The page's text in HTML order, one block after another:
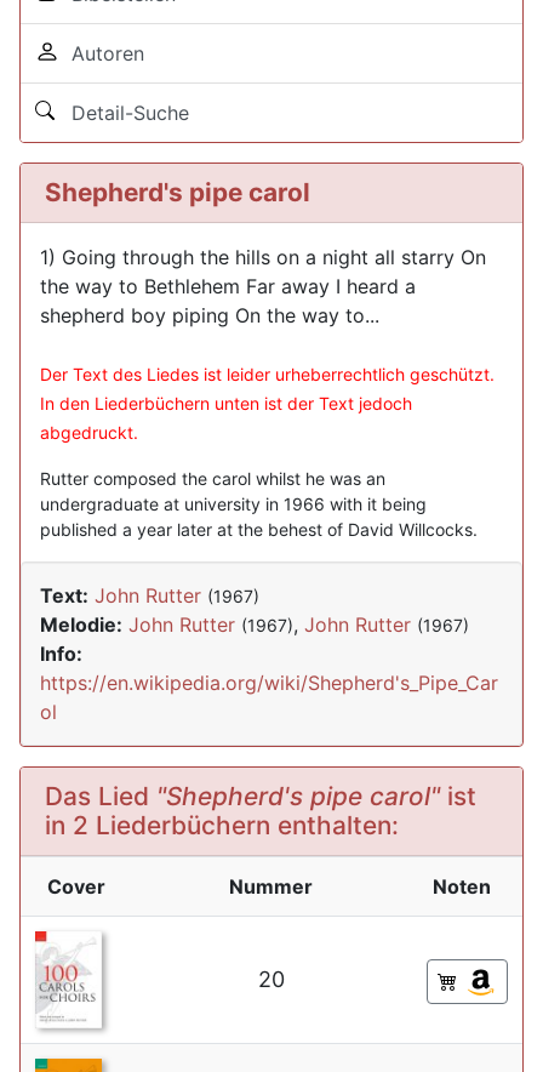
Autoren
Detail-Suche
Shepherd's pipe carol
1) Going through the hills on a night all starry On
the way to Bethlehem Far away I heard a
shepherd boy piping On the way to...
Der Text des Liedes ist leider urheberrechtlich geschützt.
In den Liederbüchern unten ist der Text jedoch
abgedruckt.
Rutter composed the carol whilst he was an
undergraduate at university in 1966 with it being
published a year later at the behest of David Willcocks.
Text: John Rutter (1967)
Melodie: John Rutter (1967), John Rutter (1967)
Info:
https://en.wikipedia.org/wiki/Shepherd's_Pipe_Car
ol
Das Lied "Shepherd's pipe carol"ist
in 2 Liederbüchern enthalten:
Cover Nummer Noten
20